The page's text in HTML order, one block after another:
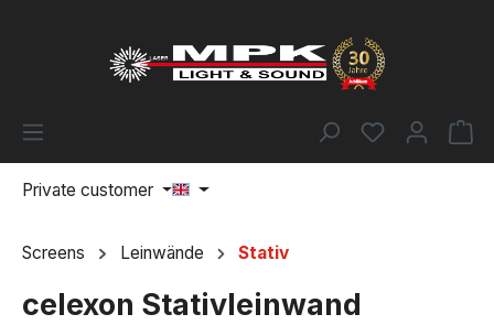
You have 0
Private customer
Screens Leinwände Stativ
celexon Stativleinwand